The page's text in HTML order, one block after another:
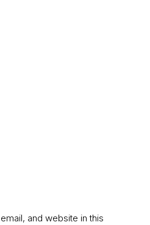
and website in this